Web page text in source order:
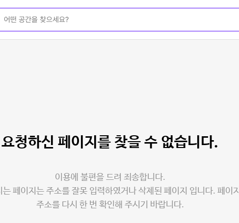
요청하신 페이지를 찾을 수 없습니다.
이용에 불편을 드려 죄송합니다.
는 페이지는 주소를 잘못 입력하였거나 삭제된 페이지 입니다. 페이지
주소를 다시 한 번 확인해 주시기 바랍니다.